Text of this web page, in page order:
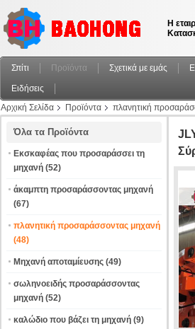
Η
Σπίτι Προϊόντα Σχετικά με εμάς
Ειδήσεις
Αρχική Σελίδα
Προϊόντα πλανητική
Όλα τα Προϊόντα
Εκσκαφέας που προσαράσσει τη
μηχανή (52)
άκαμπτη προσαράσσοντας μηχανή
(67)
πλανητική προσαράσσοντας μηχανή
(48)
Μηχανή αποταμίευσης (49)
σωληνοειδής προσαράσσοντας
μηχανή (52)
καλώδιο που βάζει τη μηχανή (9)